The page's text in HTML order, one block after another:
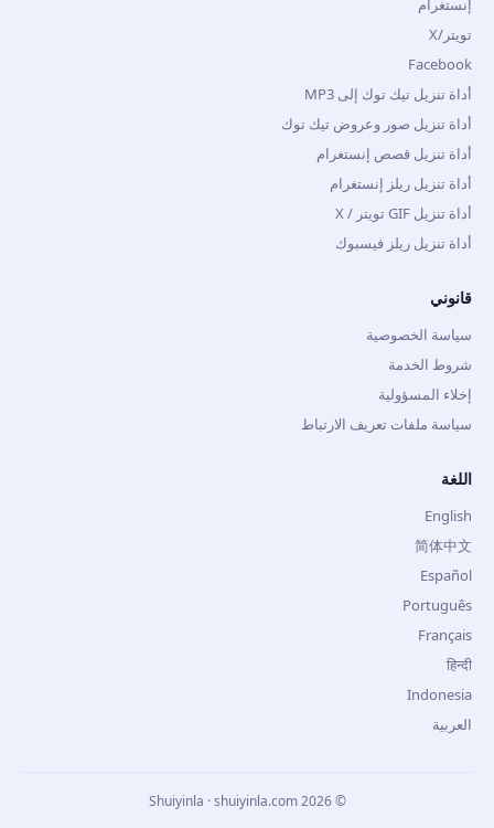
إنستغرام
تويتر/X
Facebook
أداة تنزيل تيك توك إلى MP3
أداة تنزيل صور وعروض تيك توك
أداة تنزيل قصص إنستغرام
أداة تنزيل ريلز إنستغرام
أداة تنزيل GIF تويتر / X
أداة تنزيل ريلز فيسبوك
قانوني
سياسة الخصوصية
شروط الخدمة
إخلاء المسؤولية
سياسة ملفات تعريف الارتباط
اللغة
English
简体中文
Español
Português
Français
हिन्दी
Indonesia
العربية
©
2026
Shuiyinla · shuiyinla.com